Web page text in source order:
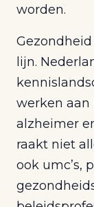
worden.
lijn.
werken aan
alzheimer
raakt niet
ook umc’s,